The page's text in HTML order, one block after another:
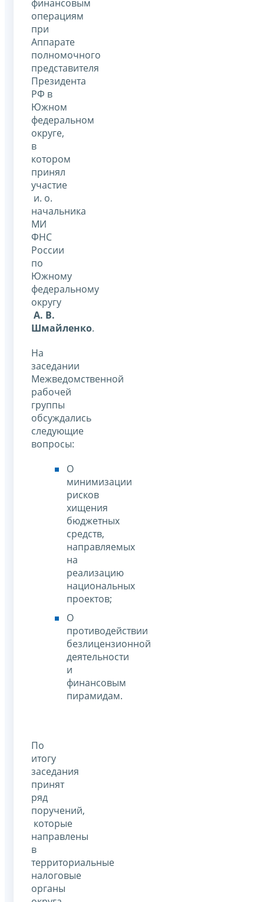
финансовым
операциям
при
Аппарате
полномочного
представителя
Президента
РФ в
Южном
федеральном
округе,
в
котором
принял
участие
и. о.
начальника
МИ
ФНС
России
по
Южному
федеральному
округу
А. В.
Шмайленко.
На
заседании
Межведомственной
рабочей
группы
обсуждались
следующие
вопросы:
О
минимизации
рисков
хищения
бюджетных
средств,
направляемых
на
реализацию
национальных
проектов;
О
противодействии
безлицензионной
деятельности
и
финансовым
пирамидам.
По
итогу
заседания
принят
ряд
поручений,
которые
направлены
в
территориальные
налоговые
органы